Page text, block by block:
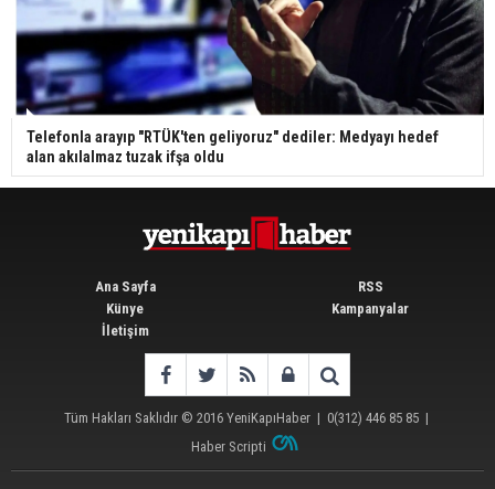
Telefonla arayıp "RTÜK'ten geliyoruz" dediler: Medyayı hedef
alan akılalmaz tuzak ifşa oldu
Ana Sayfa
Künye
İletişim
RSS
Kampanyalar
Tüm Hakları Saklıdır © 2016 YeniKapıHaber| 0(312) 446 85 85|
Haber Scripti